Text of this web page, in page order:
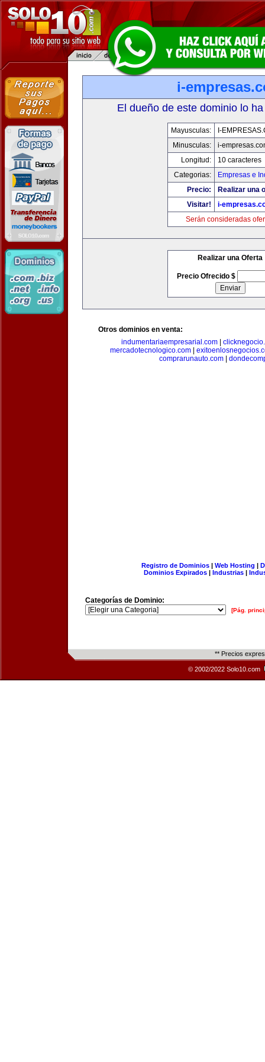
i-
El dueño de este dominio lo
Mayusculas:
I-
Minusculas:
i-
Longitud:
10 caracteres
Categorias:
Empresas e
Precio:
Realizar una
Visitar!
i-
Serán consideradas
Realizar una Oferta
Precio Ofrecido $
Otros dominios en venta:
indumentariaempresarial.com
mercadotecnologico.com
comprarunauto.com
Registro de Dominios| Web Hosting |
Dominios Expirados | Industrias |
Categorías de Dominio:
[Pág.
** Precios
© 2002/2022 Solo10.com